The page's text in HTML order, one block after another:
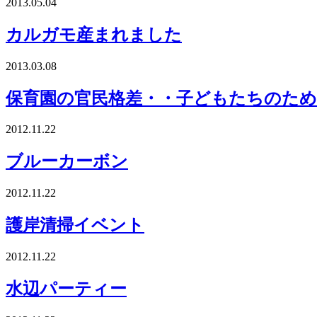
カルガモ産まれました
2013.03.08
保育園の官民格差・・子どもたちのた
2012.11.22
ブルーカーボン
2012.11.22
護岸清掃イベント
2012.11.22
水辺パーティー